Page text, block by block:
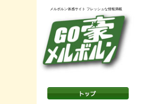
メルボルン体感サイト フレッシュな情報満載